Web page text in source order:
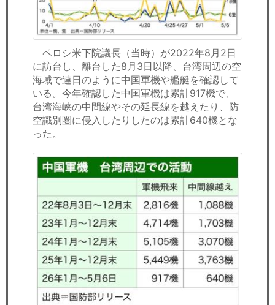
ペロシ米下院議長（当時）が2022年8月2日
に訪台し、離台した8月3日以降、台湾周辺の空
海域で連日のように中国軍機や艦艇を確認して
いる。今年確認した中国軍機は累計917機で、
台湾海峡の中間線やその延長線を越えたり、防
空識別圏に侵入したりしたのは累計640機とな
った。